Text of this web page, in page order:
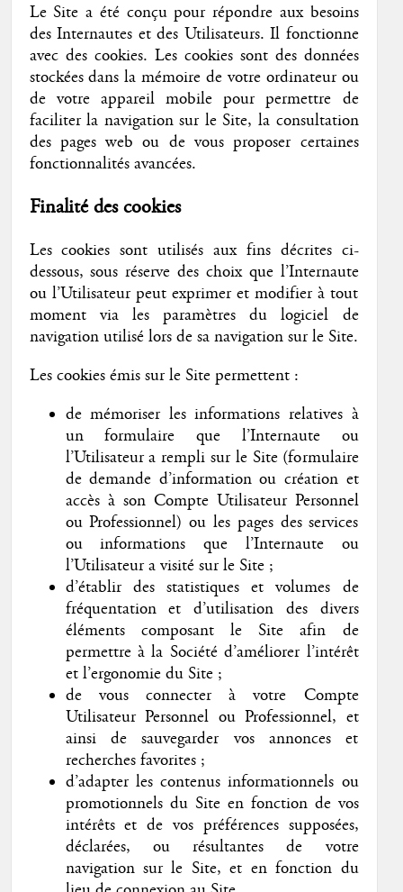
Le Site a été conçu pour répondre aux besoins
des Internautes et des Utilisateurs. Il fonctionne
avec des cookies. Les cookies sont des données
stockées dans la mémoire de votre ordinateur ou
de votre appareil mobile pour permettre de
faciliter la navigation sur le Site, la consultation
des pages web ou de vous proposer certaines
fonctionnalités avancées.
Finalité des cookies
Les cookies sont utilisés aux fins décrites ci-
dessous, sous réserve des choix que l’Internaute
ou l’Utilisateur peut exprimer et modifier à tout
moment via les paramètres du logiciel de
navigation utilisé lors de sa navigation sur le Site.
Les cookies émis sur le Site permettent :
de mémoriser les informations relatives à
un formulaire que l’Internaute ou
l’Utilisateur a rempli sur le Site (formulaire
de demande d’information ou création et
accès à son Compte Utilisateur Personnel
ou Professionnel) ou les pages des services
ou informations que l’Internaute ou
l’Utilisateur a visité sur le Site ;
d’établir des statistiques et volumes de
fréquentation et d’utilisation des divers
éléments composant le Site afin de
permettre à la Société d’améliorer l’intérêt
et l’ergonomie du Site ;
de vous connecter à votre Compte
Utilisateur Personnel ou Professionnel, et
ainsi de sauvegarder vos annonces et
recherches favorites ;
d’adapter les contenus informationnels ou
promotionnels du Site en fonction de vos
intérêts et de vos préférences supposées,
déclarées, ou résultantes de votre
navigation sur le Site, et en fonction du